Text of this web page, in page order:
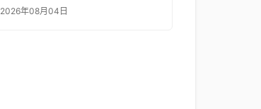
2026年08月04日